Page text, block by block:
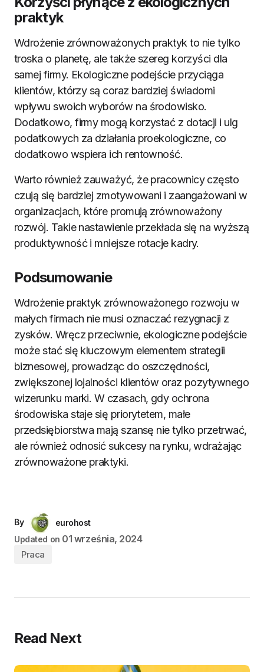
praktyk
Wdrożenie zrównoważonych praktyk to nie tylko
troska o planetę, ale także szereg korzyści dla
samej firmy. Ekologiczne podejście przyciąga
klientów, którzy są coraz bardziej świadomi
wpływu swoich wyborów na środowisko.
Dodatkowo, firmy mogą korzystać z dotacji i ulg
podatkowych za działania proekologiczne, co
dodatkowo wspiera ich rentowność.
Warto również zauważyć, że pracownicy często
czują się bardziej zmotywowani i zaangażowani w
organizacjach, które promują zrównoważony
rozwój. Takie nastawienie przekłada się na wyższą
produktywność i mniejsze rotacje kadry.
Podsumowanie
Wdrożenie praktyk zrównoważonego rozwoju w
małych firmach nie musi oznaczać rezygnacji z
zysków. Wręcz przeciwnie, ekologiczne podejście
może stać się kluczowym elementem strategii
biznesowej, prowadząc do oszczędności,
zwiększonej lojalności klientów oraz pozytywnego
wizerunku marki. W czasach, gdy ochrona
środowiska staje się priorytetem, małe
przedsiębiorstwa mają szansę nie tylko przetrwać,
ale również odnosić sukcesy na rynku, wdrażając
zrównoważone praktyki.
By
eurohost
Updated on 01 września, 2024
Praca
Read Next